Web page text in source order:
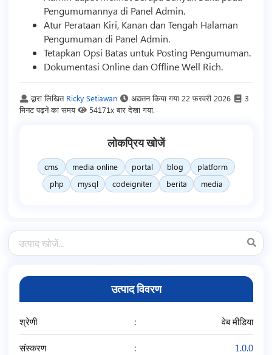
Pengumumannya di Panel Admin.
Atur Perataan Kiri, Kanan dan Tengah Halaman
Pengumuman di Panel Admin.
Tetapkan Opsi Batas untuk Posting Pengumuman.
Dokumentasi Online dan Offline Well Rich.
द्वारा लिखित Ricky Setiawan अद्यतन किया गया 22 फ़रवरी 2026
3
मिनट पढ़ने का समय
54171x बार देखा गया.
लोकप्रिय खोजें
cms media online portal blog
platform
php
mysql codeigniter berita media
उत्पाद विवरण
श्रेणी वेब मीडिया
संस्करण 1.0.0